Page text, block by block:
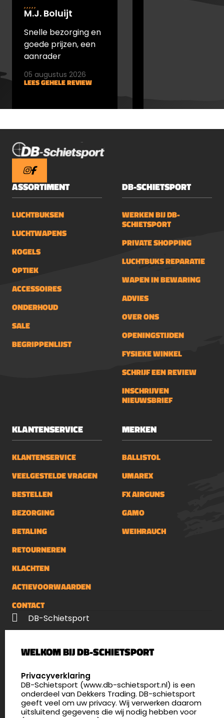
M.J. Boluijt
Snelle bezorging en
goede prijzen, een
aanrader
LEES GEHELE REVIEW
05 augustus 2026
ASSORTIMENT
LUCHTBUKSEN
LUCHTWAPENS
KOGELS
OPTIEK
ACCESSOIRES
ONDERHOUD
SALE
BEGRIPPENLIJST
DB-SCHIETSPORT
WERKEN BIJ DB-
SCHIETSPORT
PRIVATE SHOPPING
LUCHTBUKS REPARATIE
WAPEN IN BEWARING
ADVIES
OVER ONS
OPENINGSTIJDEN
FYSIEKE WINKEL
SCHRIJF EEN REVIEW
INSCHRIJVEN
NIEUWSBRIEF
KLANTENSERVICE
KLANTENSERVICE
VEELGESTELDE VRAGEN
BESTELLEN
BEZORGING
BETALING
RETOURNEREN
KLACHTEN
ACTIEVOORWAARDEN
CONTACT
MERKEN
BALLISTOL
UMAREX
FX AIRGUNS
GAMO
WEIHRAUCH
DB-Schietsport
5411 LX Zeeland
4.8
175 beoordelingen
info@db-schietsport.nl
WELKOM BIJ DB-SCHIETSPORT
SELECT LANGUAGE
Privacyverklaring
DB-Schietsport (www.db-schietsport.nl) is een
onderdeel van Dekkers Trading. DB-schietsport
geeft veel om uw privacy. Wij verwerken daarom
uitsluitend gegevens die wij nodig hebben voor